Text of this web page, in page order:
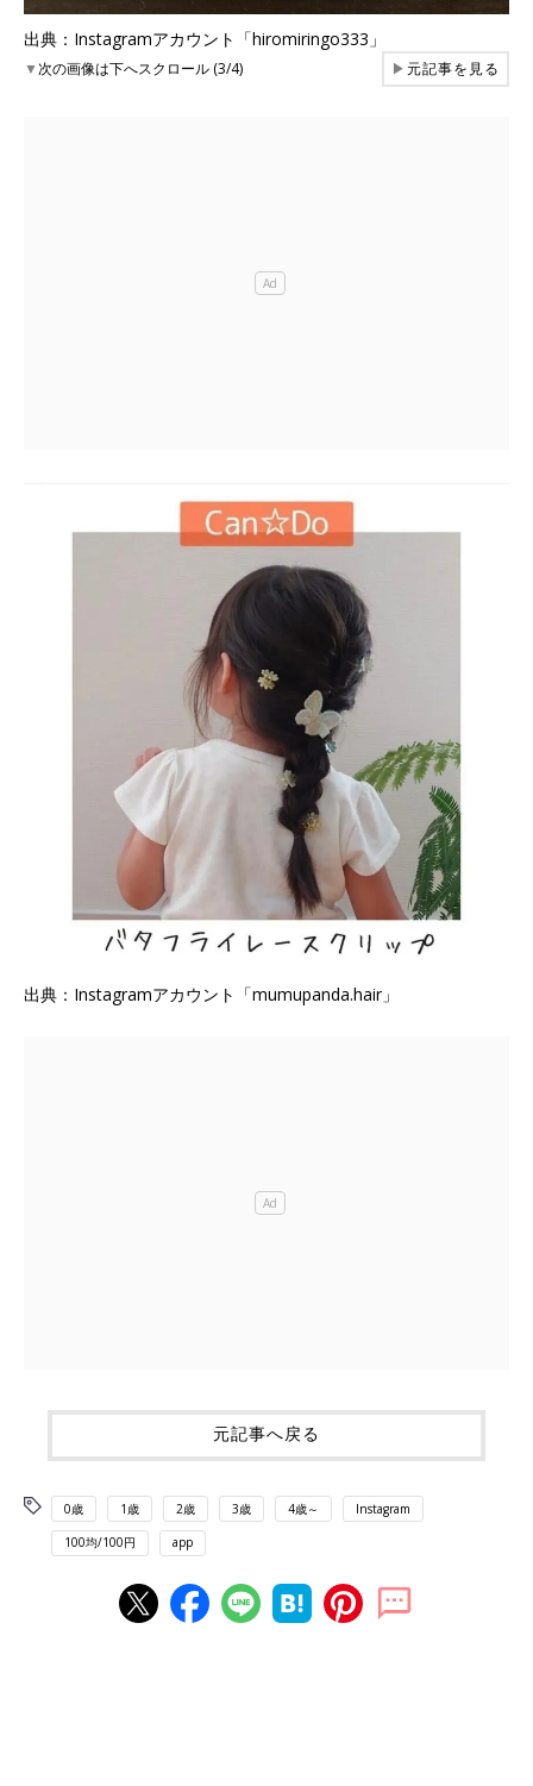
出典：Instagramアカウント「hiromiringo333」
▼次の画像は下へスクロール (3/4) ▶元記事を見る
出典：Instagramアカウント「mumupanda.hair」
元記事へ戻る
0歳 1歳 2歳 3歳 4歳～ Instagram
100均/100円 app